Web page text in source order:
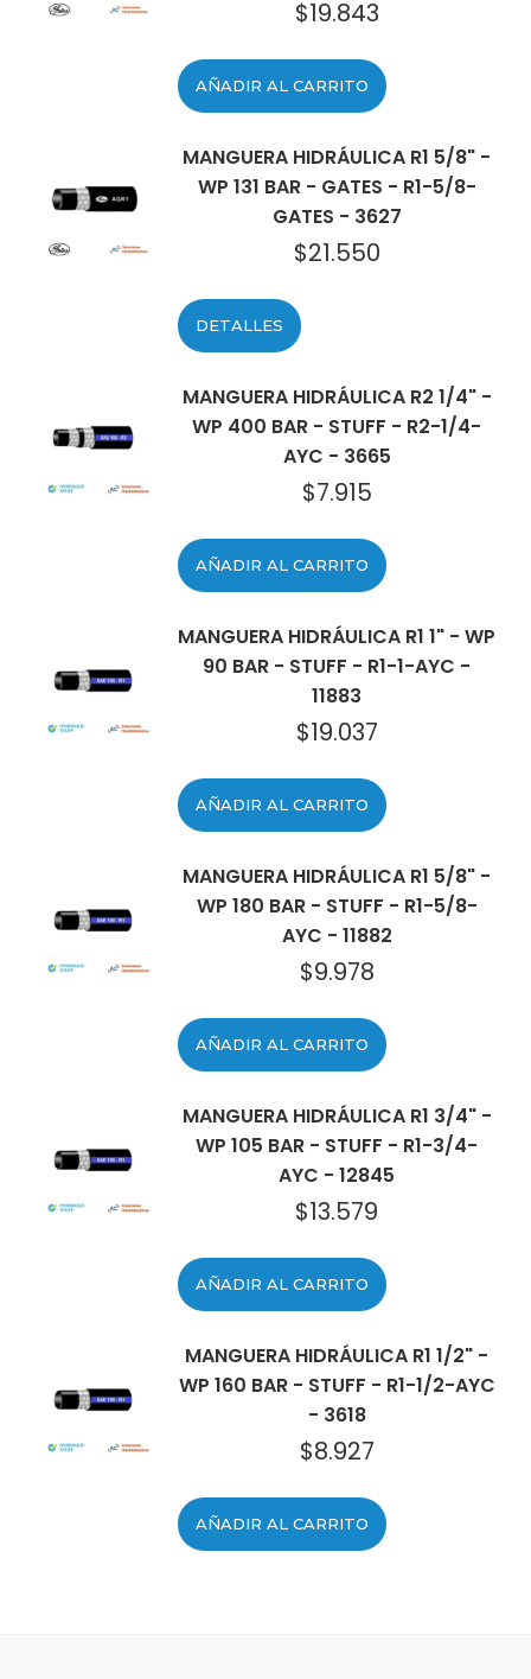
$19.843
AÑADIR AL CARRITO
MANGUERA HIDRÁULICA R1 5/8" -
WP 131 BAR - GATES - R1-5/8-
GATES - 3627
$21.550
DETALLES
MANGUERA HIDRÁULICA R2 1/4" -
WP 400 BAR - STUFF - R2-1/4-
AYC - 3665
$7.915
AÑADIR AL CARRITO
MANGUERA HIDRÁULICA R1 1" - WP
90 BAR - STUFF - R1-1-AYC -
11883
$19.037
AÑADIR AL CARRITO
MANGUERA HIDRÁULICA R1 5/8" -
WP 180 BAR - STUFF - R1-5/8-
AYC - 11882
$9.978
AÑADIR AL CARRITO
MANGUERA HIDRÁULICA R1 3/4" -
WP 105 BAR - STUFF - R1-3/4-
AYC - 12845
$13.579
AÑADIR AL CARRITO
MANGUERA HIDRÁULICA R1 1/2" -
WP 160 BAR - STUFF - R1-1/2-AYC
- 3618
$8.927
AÑADIR AL CARRITO